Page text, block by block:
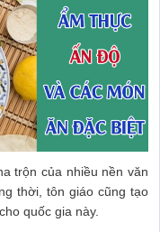
trộn của nhiều nền văn
thời, tôn giáo cũng tạo
quốc gia này.